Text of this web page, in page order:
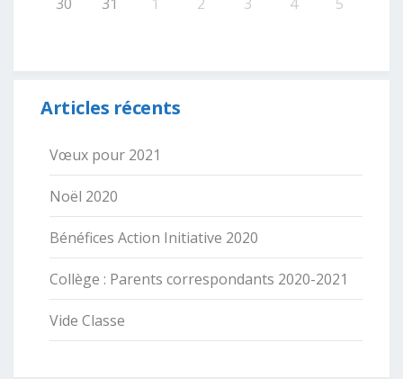
Articles récents
Vœux pour 2021
Noël 2020
Bénéfices Action Initiative 2020
Collège : Parents correspondants 2020-2021
Vide Classe